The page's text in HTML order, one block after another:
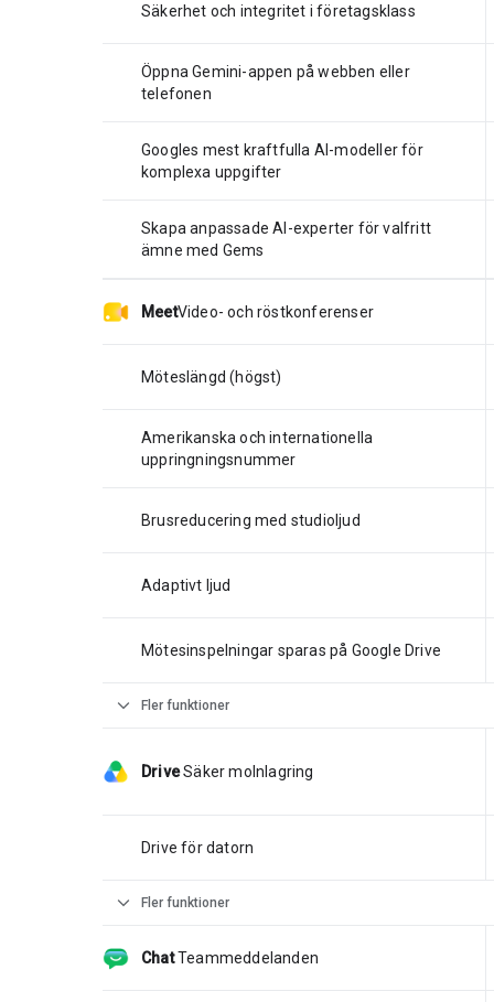
Säkerhet och integritet i företagsklass
Öppna Gemini-appen på webben eller
telefonen
Googles mest kraftfulla AI-modeller för
komplexa uppgifter
Skapa anpassade AI-experter för valfritt
ämne med Gems
MeetVideo- och röstkonferenser
Möteslängd (högst)
Amerikanska och internationella
uppringningsnummer
Brusreducering med studioljud
Adaptivt ljud
Mötesinspelningar sparas på Google Drive
expand_more Fler funktioner
Drive Säker molnlagring
Drive för datorn
expand_more Fler funktioner
Chat Teammeddelanden